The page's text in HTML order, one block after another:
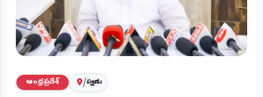
వార్తలు
(STATE)
తెలంగాణ
ఆంధ్రప్రదేశ్
ఆంధ్రప్రదేశ్ /పల్నాడు